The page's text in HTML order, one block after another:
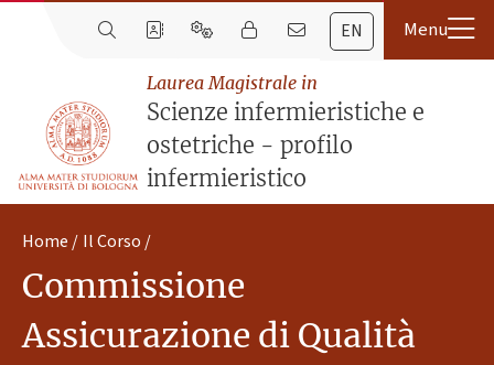
EN
Laurea Magistrale in
Scienze infermieristiche e
ostetriche - profilo
infermieristico
Home Il Corso
Commissione
Assicurazione di Qualità